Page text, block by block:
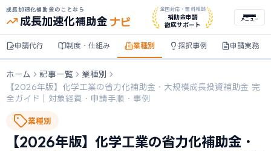
成長加速化補助金のことなら
成長加速化補助金 ナビ
全国対応・無料相談
補助金申請
徹底サポート
メニュー
申請代行 制度・仕組み 業種別 採択事例 申請実務
ホーム 記事一覧
業種別
【2026年版】化学工業の省力化補助金・大規模成長投資補助金 完
全ガイド｜対象経費・申請手順・事例
業種別
【2026年版】化学工業の省力化補助金・